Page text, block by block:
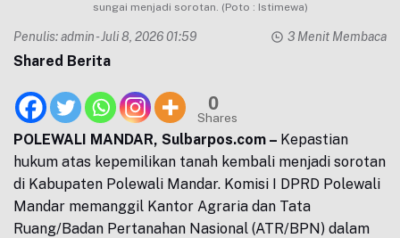
sungai menjadi sorotan. (Poto : Istimewa)
Penulis:admin- Juli 8, 2026 01:59 3 Menit Membaca
Shared Berita
0
Shares
POLEWALI MANDAR, Sulbarpos.com – Kepastian
hukum atas kepemilikan tanah kembali menjadi sorotan
di Kabupaten Polewali Mandar. Komisi I DPRD Polewali
Mandar memanggil Kantor Agraria dan Tata
Ruang/Badan Pertanahan Nasional (ATR/BPN) dalam